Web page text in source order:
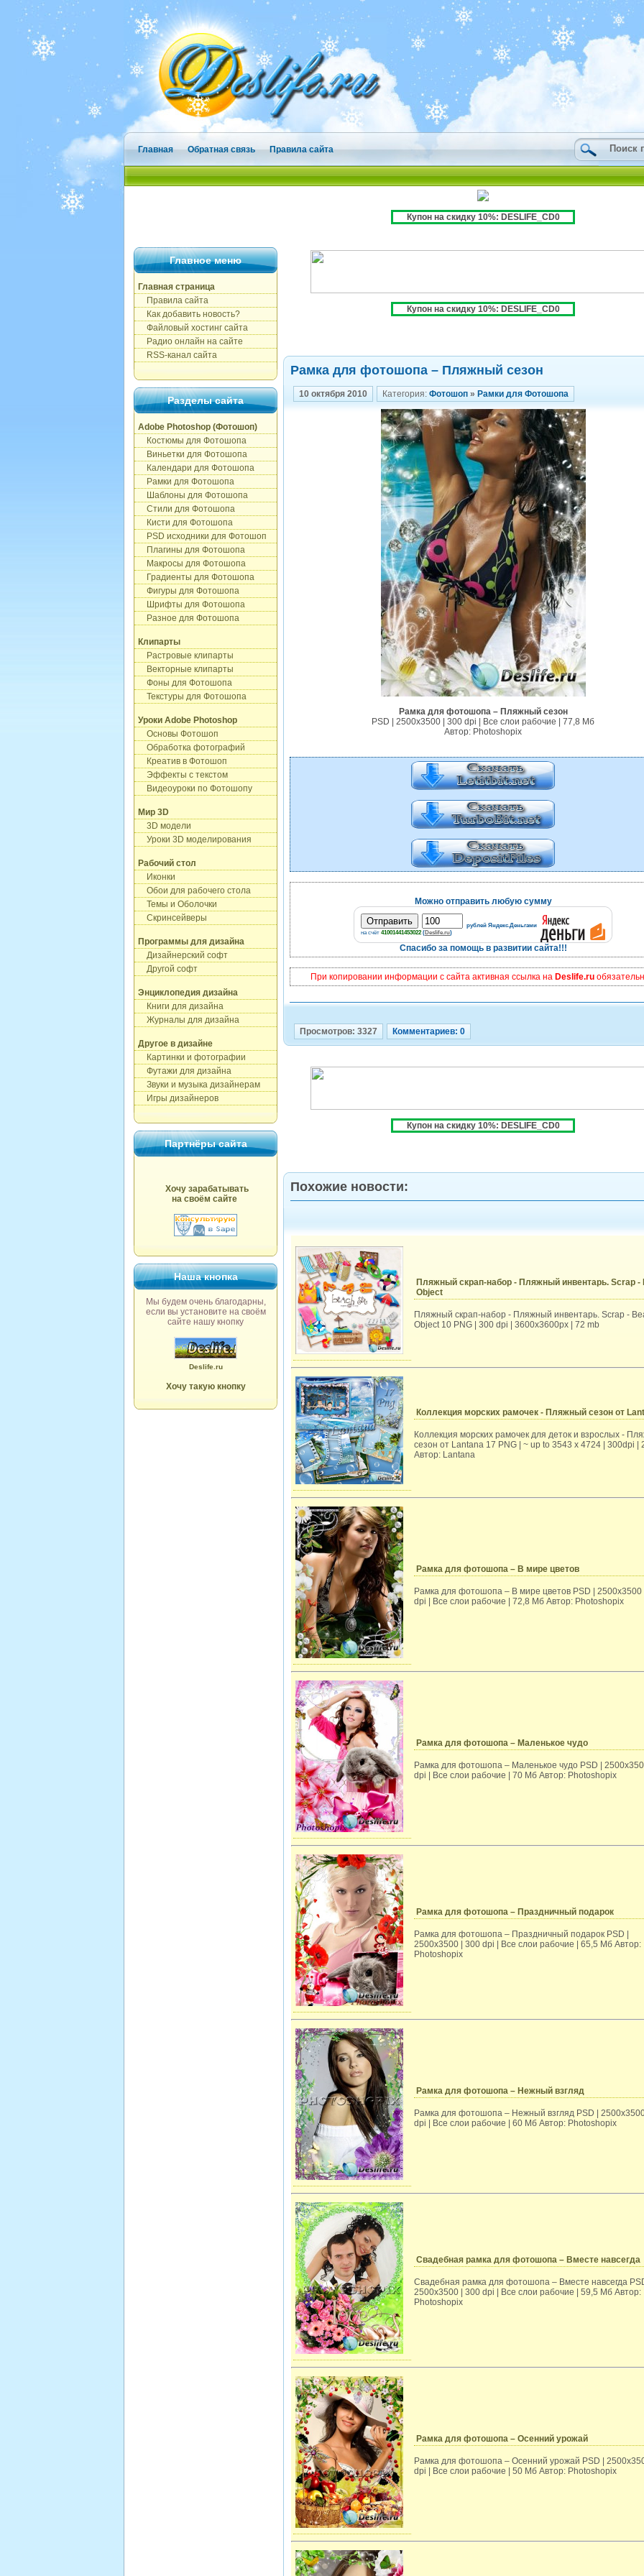
Главная Обратная связь Правила сайта
Купон на скидку 10%: DESLIFE_CD0
Главное меню
Главная страница
Правила сайта
Как добавить новость?
Файловый хостинг сайта
Радио онлайн на сайте
RSS-канал сайта
Разделы сайта
Adobe Photoshop (Фотошоп)
Костюмы для Фотошопа
Виньетки для Фотошопа
Календари для Фотошопа
Рамки для Фотошопа
Шаблоны для Фотошопа
Стили для Фотошопа
Кисти для Фотошопа
PSD исходники для Фотошоп
Плагины для Фотошопа
Макросы для Фотошопа
Градиенты для Фотошопа
Фигуры для Фотошопа
Шрифты для Фотошопа
Разное для Фотошопа
Клипарты
Растровые клипарты
Векторные клипарты
Фоны для Фотошопа
Текстуры для Фотошопа
Уроки Adobe Photoshop
Основы Фотошоп
Обработка фотографий
Креатив в Фотошоп
Эффекты с текстом
Видеоуроки по Фотошопу
Мир 3D
3D модели
Уроки 3D моделирования
Рабочий стол
Иконки
Обои для рабочего стола
Темы и Оболочки
Скринсейверы
Программы для дизайна
Дизайнерский софт
Другой софт
Энциклопедия дизайна
Книги для дизайна
Журналы для дизайна
Другое в дизайне
Картинки и фотографии
Футажи для дизайна
Звуки и музыка дизайнерам
Игры дизайнеров
Партнёры сайта
Хочу зарабатывать
на своём сайте
Наша кнопка
Мы будем очень благодарны,
если вы установите на своём
сайте нашу кнопку
Deslife.ru
Хочу такую кнопку
Купон на скидку 10%: DESLIFE_CD0
Рамка для фотошопа – Пляжный сезон
10 октября 2010 Категория: Фотошоп » Рамки для Фотошопа
Рамка для фотошопа – Пляжный сезон
PSD | 2500х3500 | 300 dpi | Все слои рабочие | 77,8 Mб
Автор: Photoshopix
Можно отправить любую сумму
рублей Яндекс.Деньгами
на счёт 41001441453022 (Deslife.ru)
Спасибо за помощь в развитии сайта!!!
При копировании информации с сайта активная ссылка на Deslife.ru
Просмотров: 3327 Комментариев: 0
Купон на скидку 10%: DESLIFE_CD0
Похожие новости:
Пляжный скрап-набор - Пляжный инвентарь. Scrap -
Object
Пляжный скрап-набор - Пляжный инвентарь. Scrap -
Object 10 PNG | 300 dpi | 3600х3600рх | 72 mb
Коллекция морских рамочек - Пляжный сезон от
Коллекция морских рамочек для деток и взрослых -
сезон от Lantana 17 PNG | ~ up to 3543 x 4724 | 300dpi |
Автор: Lantana
Рамка для фотошопа – В мире цветов
Рамка для фотошопа – В мире цветов PSD | 2500х3500
dpi | Все слои рабочие | 72,8 Mб Автор: Photoshopix
Рамка для фотошопа – Маленькое чудо
Рамка для фотошопа – Маленькое чудо PSD |
dpi | Все слои рабочие | 70 Mб Автор: Photoshopix
Рамка для фотошопа – Праздничный подарок
Рамка для фотошопа – Праздничный подарок PSD |
2500х3500 | 300 dpi | Все слои рабочие | 65,5 Mб Автор:
Photoshopix
Рамка для фотошопа – Нежный взгляд
Рамка для фотошопа – Нежный взгляд PSD |
dpi | Все слои рабочие | 60 Mб Автор: Photoshopix
Свадебная рамка для фотошопа – Вместе навсегда
Свадебная рамка для фотошопа – Вместе навсегда PSD
2500х3500 | 300 dpi | Все слои рабочие | 59,5 Mб Автор:
Photoshopix
Рамка для фотошопа – Осенний урожай
Рамка для фотошопа – Осенний урожай PSD |
dpi | Все слои рабочие | 50 Mб Автор: Photoshopix